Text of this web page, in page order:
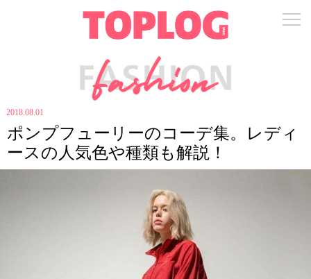
2018.08.01
ポンプフューリーのコーデ集。レディ
ースの人気色や種類も解説！